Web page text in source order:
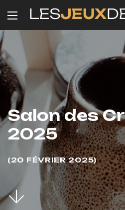
Salon des
2025
20 FÉVRIER 2025